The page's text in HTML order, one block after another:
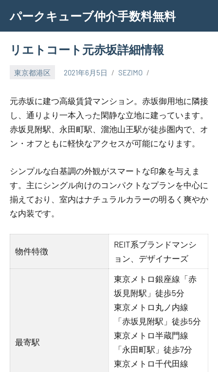
content
パークキューブ仲介手数料無料
リエトコート元赤坂詳細情報
東京都港区 2021年6月5日 SEZIMO
元赤坂に建つ高級賃貸マンション。赤坂御用地に隣接
し、通りより一本入った閑静な立地に建っています。
赤坂見附駅、永田町駅、溜池山王駅が徒歩圏内で、オ
ン・オフともに軽快なアクセスが可能になります。
シンプルな白基調の外観がスマートな印象を与えま
す。主にシングル向けのコンパクトなプランを中心に
揃えており、室内はナチュラルカラーの明るく爽やか
な内装です。
物件特徴
REIT系ブランドマンシ
ョン、デザイナーズ
最寄駅
東京メトロ銀座線「赤
坂見附駅」徒歩5分
東京メトロ丸ノ内線
「赤坂見附駅」徒歩5分
東京メトロ半蔵門線
「永田町駅」徒歩7分
東京メトロ千代田線